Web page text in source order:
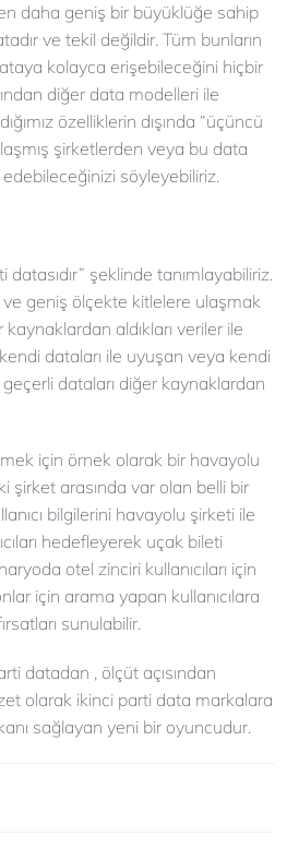
daha geniş bir büyüklüğe sahip
ve tekil değildir. Tüm bunların
kolayca erişebileceğini hiçbir
diğer data modelleri ile
özelliklerin dışında “üçüncü
şirketlerden veya bu data
söyleyebiliriz.
şeklinde tanımlayabiliriz.
geniş ölçekte kitlelere ulaşmak
aldıkları veriler ile
dataları ile uyuşan veya kendi
geçerli dataları diğer kaynaklardan
için örnek olarak bir havayolu
şirket arasında var olan belli bir
bilgilerini havayolu şirketi ile
hedefleyerek uçak bileti
otel zinciri kullanıcıları için
için arama yapan kullanıcılara
sunulabilir.
datadan , ölçüt açısından
olarak ikinci parti data markalara
sağlayan yeni bir oyuncudur.